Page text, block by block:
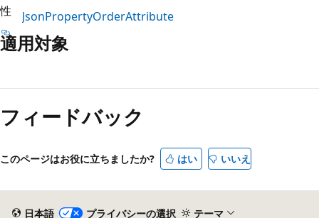
性
JsonPropertyOrderAttribute
適用対象
み
取
モ
ド
フィードバック
このページはお役に立ちましたか? はい いいえ
日本語 プライバシーの選択 テーマ